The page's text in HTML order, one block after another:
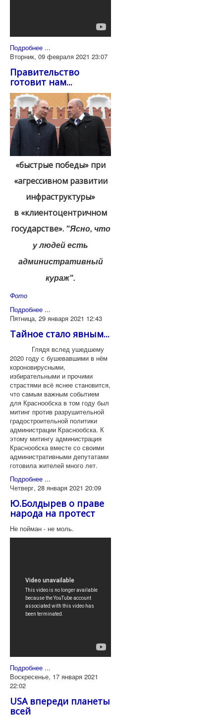
Подробнее ...
Вторник, 09 февраля 2021 23:07
Правительство
готовит нам...
«быстрые победы» при
«агрессивном развитии
инфраструктуры»
в «клиентоцентричном
государстве». "Ясно, что
у людей есть
административный
кураж".
Фото
Подробнее ...
Пятница, 29 января 2021 12:43
Тайное стало явным...
Глядя вслед ушедшему
2020 году с бушевавшими в нём
короновирусными,
избирательными и прочими
страстями всё яснее становится,
что самым важным событием
для Краснообска в том году был
митинг против разрушительной
градостроительной политики
администрации Краснообска. К
этому митингу администрация
Краснообска вместе со своими
административными депутатами
готовила жителей много лет.
Подробнее ...
Четверг, 28 января 2021 20:09
Ю.Болдырев о праве
народа на протест
Не пойман - не моль.
Подробнее ...
Воскресенье, 17 января 2021
22:02
USA впереди планеты
всей